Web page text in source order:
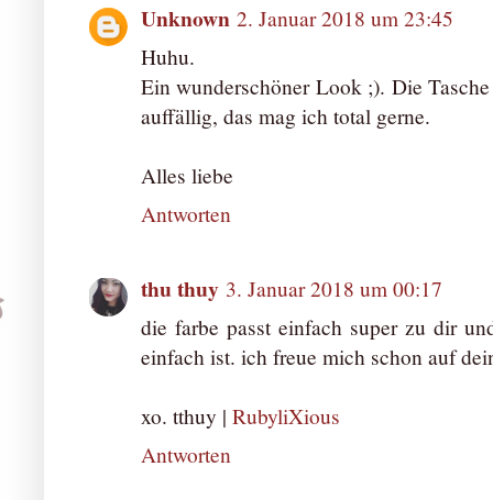
Unknown 2. Januar 2018 um 23:45
Huhu.
Ein wunderschöner Look ;). Die
auffällig, das mag ich total gerne.
Alles liebe
Antworten
thu thuy 3. Januar 2018 um 00:17
die farbe passt einfach super zu dir
einfach ist. ich freue mich schon auf
xo. tthuy | RubyliXious
Antworten